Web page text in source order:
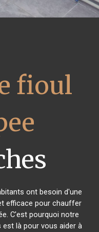
fioul
ont besoin d'une
efficace pour chauffer
C'est pourquoi notre
est là pour vous aider à